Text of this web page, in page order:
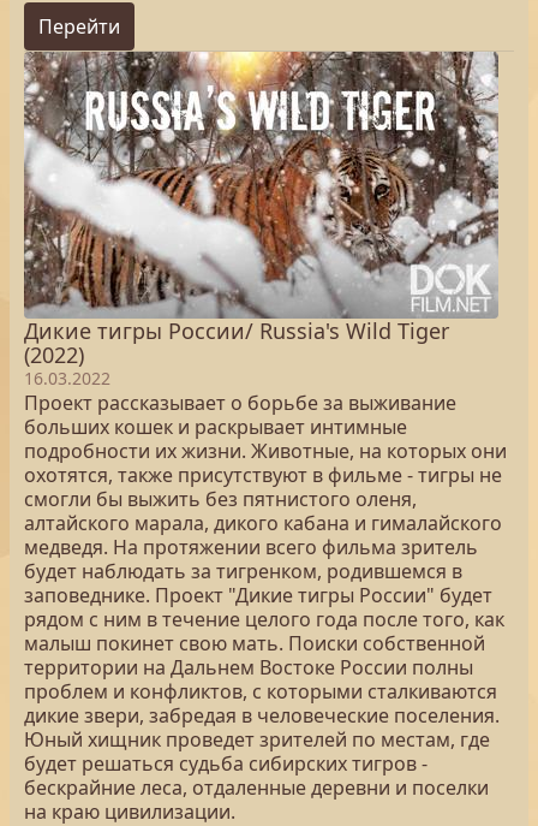
Перейти
Дикие тигры России/ Russia's Wild Tiger
(2022)
16.03.2022
Проект рассказывает о борьбе за выживание
больших кошек и раскрывает интимные
подробности их жизни. Животные, на которых они
охотятся, также присутствуют в фильме - тигры не
смогли бы выжить без пятнистого оленя,
алтайского марала, дикого кабана и гималайского
медведя. На протяжении всего фильма зритель
будет наблюдать за тигренком, родившемся в
заповеднике. Проект "Дикие тигры России" будет
рядом с ним в течение целого года после того, как
малыш покинет свою мать. Поиски собственной
территории на Дальнем Востоке России полны
проблем и конфликтов, с которыми сталкиваются
дикие звери, забредая в человеческие поселения.
Юный хищник проведет зрителей по местам, где
будет решаться судьба сибирских тигров -
бескрайние леса, отдаленные деревни и поселки
на краю цивилизации.